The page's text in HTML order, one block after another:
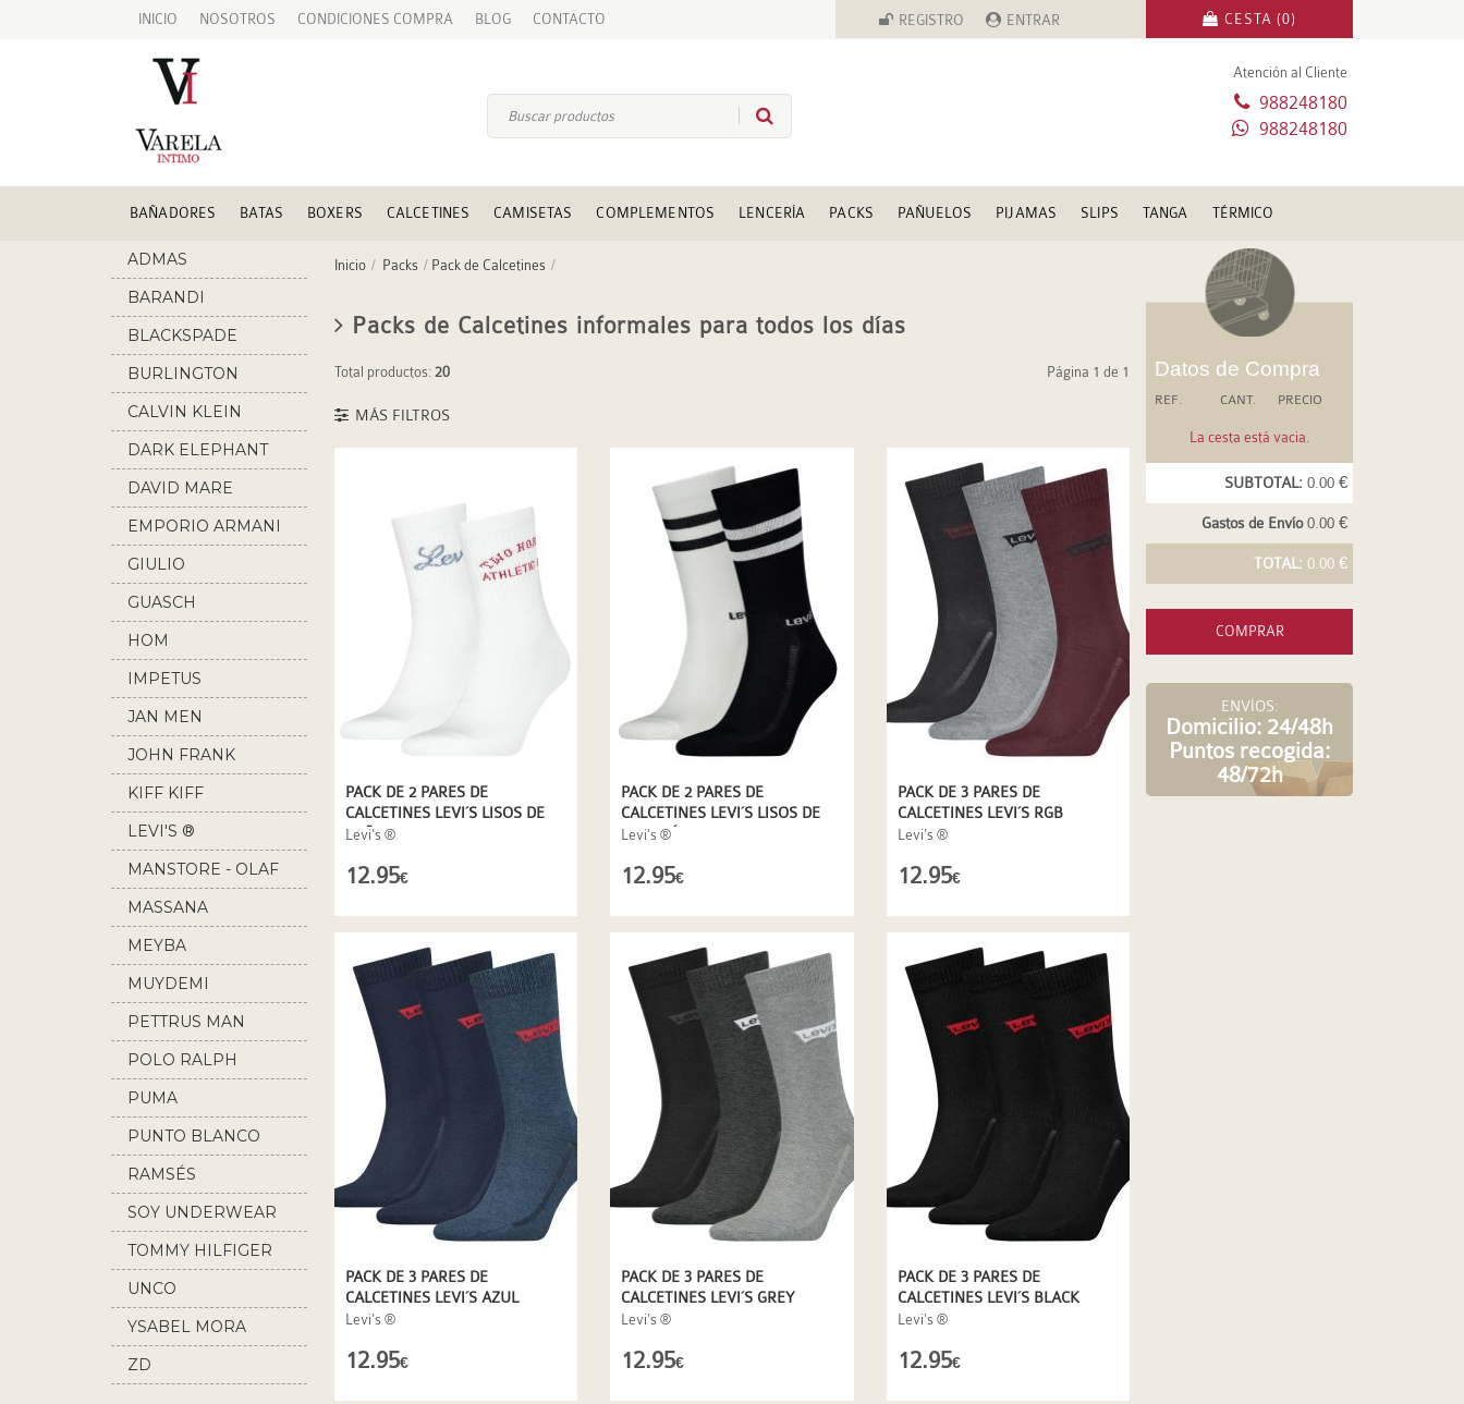
INICIO NOSOTROS CONDICIONES COMPRA BLOG CONTACTO REGISTRO ENTRAR CESTA (0)
Atención al Cliente
988248180
988248180
BAÑADORES BATAS BOXERS CALCETINES CAMISETAS COMPLEMENTOS LENCERÍA PACKS PAÑUELOS PIJAMAS SLIPS TANGA TÉRMICO
ADMAS
BARANDI
BLACKSPADE
BURLINGTON
CALVIN KLEIN
DARK ELEPHANT
DAVID MARE
EMPORIO ARMANI
GIULIO
GUASCH
HOM
IMPETUS
JAN MEN
JOHN FRANK
KIFF KIFF
LEVI'S ®
MANSTORE - OLAF
BENZ
MASSANA
MEYBA
MUYDEMI
PETTRUS MAN
POLO RALPH
LAUREN
PUMA
PUNTO BLANCO
RAMSÉS
SOY UNDERWEAR
TOMMY HILFIGER
UNCO
YSABEL MORA
ZD
Inicio Packs Pack de Calcetines
Packs de Calcetines informales para todos los días
Total productos: 20 Página 1 de 1
MÁS FILTROS
PACK DE 2 PARES DE
CALCETINES LEVI´S LISOS DE
CAÑA CORTA
Levi's ®
12.95€
PACK DE 2 PARES DE
CALCETINES LEVI´S LISOS DE
ALGODÓN EN BLANCO Y
Levi's ®
12.95€
PACK DE 3 PARES DE
CALCETINES LEVI´S RGB
COMBO
Levi's ®
12.95€
PACK DE 3 PARES DE
CALCETINES LEVI´S AZUL
DENIM
Levi's ®
12.95€
PACK DE 3 PARES DE
CALCETINES LEVI´S GREY
COMBO
Levi's ®
12.95€
PACK DE 3 PARES DE
CALCETINES LEVI´S BLACK
COMBO
Levi's ®
12.95€
Datos de Compra
REF. CANT. PRECIO
La cesta está vacia.
SUBTOTAL: 0.00 €
Gastos de Envío0.00 €
TOTAL: 0.00 €
COMPRAR
ENVÍOS:
Domicilio: 24/48h
Puntos recogida:
48/72h